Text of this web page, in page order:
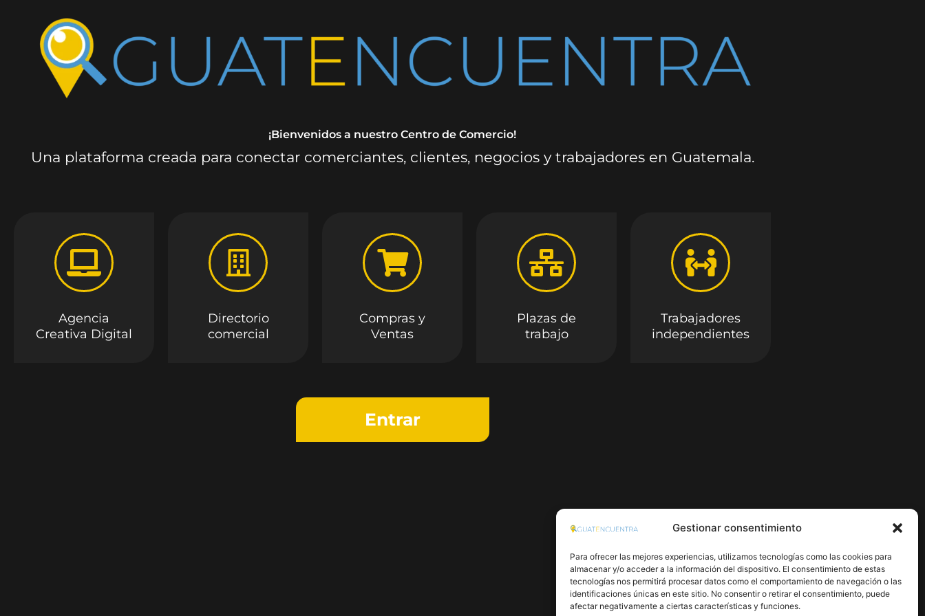
Gestionar consentimiento
Para ofrecer las mejores experiencias, utilizamos tecnologías como las cookies para
almacenar y/o acceder a la información del dispositivo. El consentimiento de estas
tecnologías nos permitirá procesar datos como el comportamiento de navegación o las
identificaciones únicas en este sitio. No consentir o retirar el consentimiento, puede
afectar negativamente a ciertas características y funciones.
¡Bienvenidos a nuestro Centro de Comercio!
Una plataforma creada para conectar comerciantes, clientes, negocios y trabajadores en Guatemala.
Agencia
Creativa Digital
Directorio
comercial
Compras y
Ventas
Plazas de
trabajo
Trabajadores
independientes
Entrar